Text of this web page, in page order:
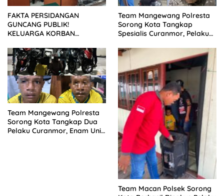
FAKTA PERSIDANGAN
GUNCANG PUBLIK!
KELUARGA KORBAN
SETELAH SIDANG TUNTUTAN
DITUNDA
Team Mangewang Polresta
Sorong Kota Tangkap
Spesialis Curanmor, Pelaku
Team Mangewang Polresta
Sorong Kota Tangkap Dua
Pelaku Curanmor, Enam Unit
Team Macan Polsek Sorong